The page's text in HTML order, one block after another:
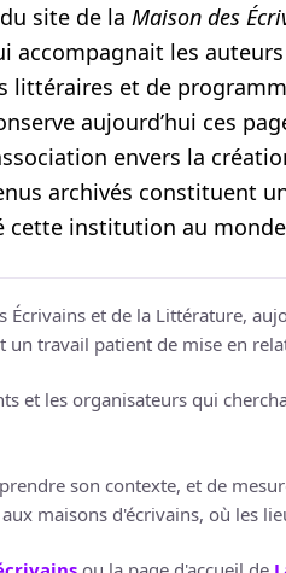
site de la Maison des
accompagnait les
littéraires et de
aujourd’hui ces
envers la
archivés constituent
cette institution au
et de la Littérature,
travail patient de mise en
et les organisateurs qui
son contexte, et de
maisons d'écrivains, où les